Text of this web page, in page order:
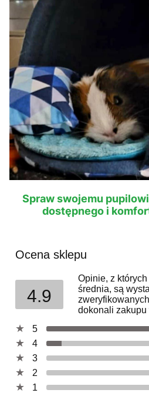
Spraw swojemu
dostępnego i
Ocena sklepu
4.9
Opinie, z
średnia, są
dokonali zakupu
5
4
3
2
1